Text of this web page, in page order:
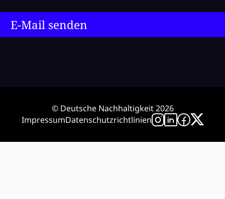
E-Mail senden
© Deutsche Nachhaltigkeit 2026
ImpressumDatenschutzrichtlinien